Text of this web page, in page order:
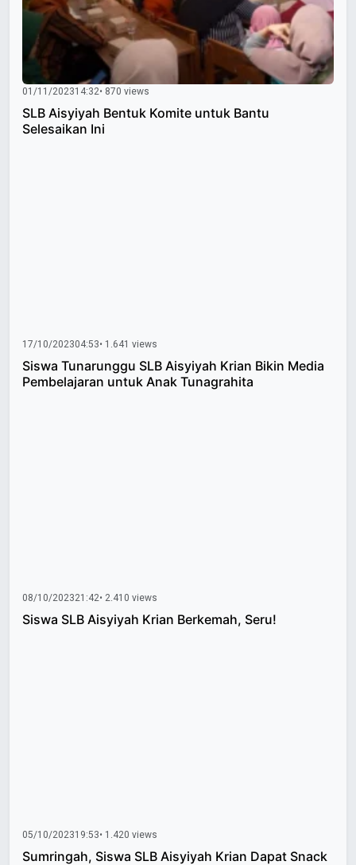
01/11/202314:32• 870 views
SLB Aisyiyah Bentuk Komite untuk Bantu
Selesaikan Ini
17/10/202304:53• 1.641 views
Siswa Tunarunggu SLB Aisyiyah Krian Bikin Media
Pembelajaran untuk Anak Tunagrahita
08/10/202321:42• 2.410 views
Siswa SLB Aisyiyah Krian Berkemah, Seru!
05/10/202319:53• 1.420 views
Sumringah, Siswa SLB Aisyiyah Krian Dapat Snack